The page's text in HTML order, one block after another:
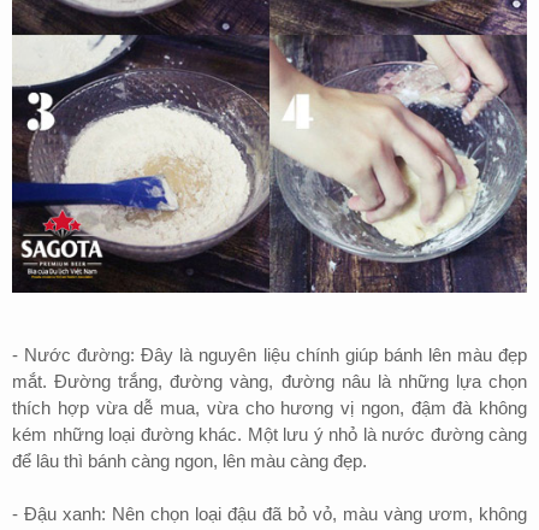
- Nước đường: Đây là nguyên liệu chính giúp bánh lên màu đẹp
mắt. Đường trắng, đường vàng, đường nâu là những lựa chọn
thích hợp vừa dễ mua, vừa cho hương vị ngon, đậm đà không
kém những loại đường khác. Một lưu ý nhỏ là nước đường càng
để lâu thì bánh càng ngon, lên màu càng đẹp.
- Đậu xanh: Nên chọn loại đậu đã bỏ vỏ, màu vàng ươm, không